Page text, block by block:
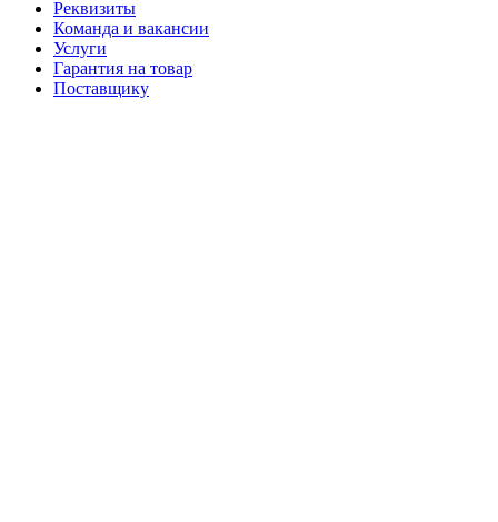
Реквизиты
Команда и вакансии
Услуги
Гарантия на товар
Поставщику